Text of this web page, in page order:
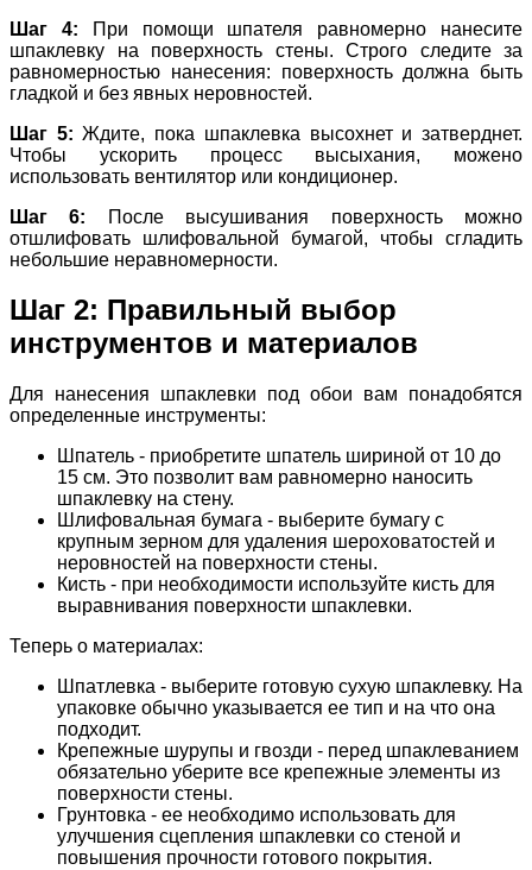
Шаг 4: При помощи шпателя равномерно нанесите
шпаклевку на поверхность стены. Строго следите за
равномерностью нанесения: поверхность должна быть
гладкой и без явных неровностей.
Шаг 5: Ждите, пока шпаклевка высохнет и затверднет.
Чтобы ускорить процесс высыхания, можено
использовать вентилятор или кондиционер.
Шаг 6: После высушивания поверхность можно
отшлифовать шлифовальной бумагой, чтобы сгладить
небольшие неравномерности.
Шаг 2: Правильный выбор
инструментов и материалов
Для нанесения шпаклевки под обои вам понадобятся
определенные инструменты:
Шпатель - приобретите шпатель шириной от 10 до
15 см. Это позволит вам равномерно наносить
шпаклевку на стену.
Шлифовальная бумага - выберите бумагу с
крупным зерном для удаления шероховатостей и
неровностей на поверхности стены.
Кисть - при необходимости используйте кисть для
выравнивания поверхности шпаклевки.
Теперь о материалах:
Шпатлевка - выберите готовую сухую шпаклевку. На
упаковке обычно указывается ее тип и на что она
подходит.
Крепежные шурупы и гвозди - перед шпаклеванием
обязательно уберите все крепежные элементы из
поверхности стены.
Грунтовка - ее необходимо использовать для
улучшения сцепления шпаклевки со стеной и
повышения прочности готового покрытия.